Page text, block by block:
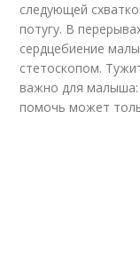
следующей
потугу. В
сердцебиение
стетоскопом.
важно для
помочь может